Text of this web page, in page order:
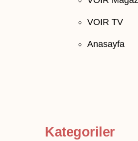
VOIR TV
Anasayfa
Kategoriler